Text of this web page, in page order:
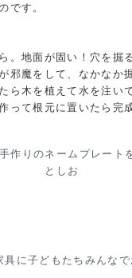
です。
。地面が固い！穴を掘
邪魔をして、なかなか
ら木を植えて水を注い
って根元に置いたら完
作りのネームプレート
としお
具に子どもたちみんなで